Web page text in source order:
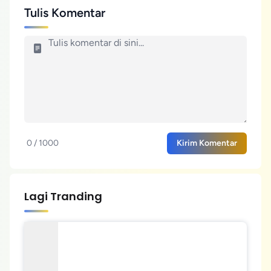
Tulis Komentar
0 / 1000 Kirim Komentar
Lagi Tranding